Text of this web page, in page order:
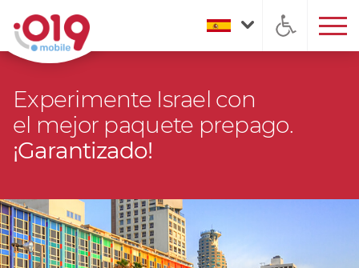
Experimente Israel con
el mejor paquete prepago.
¡Garantizado!